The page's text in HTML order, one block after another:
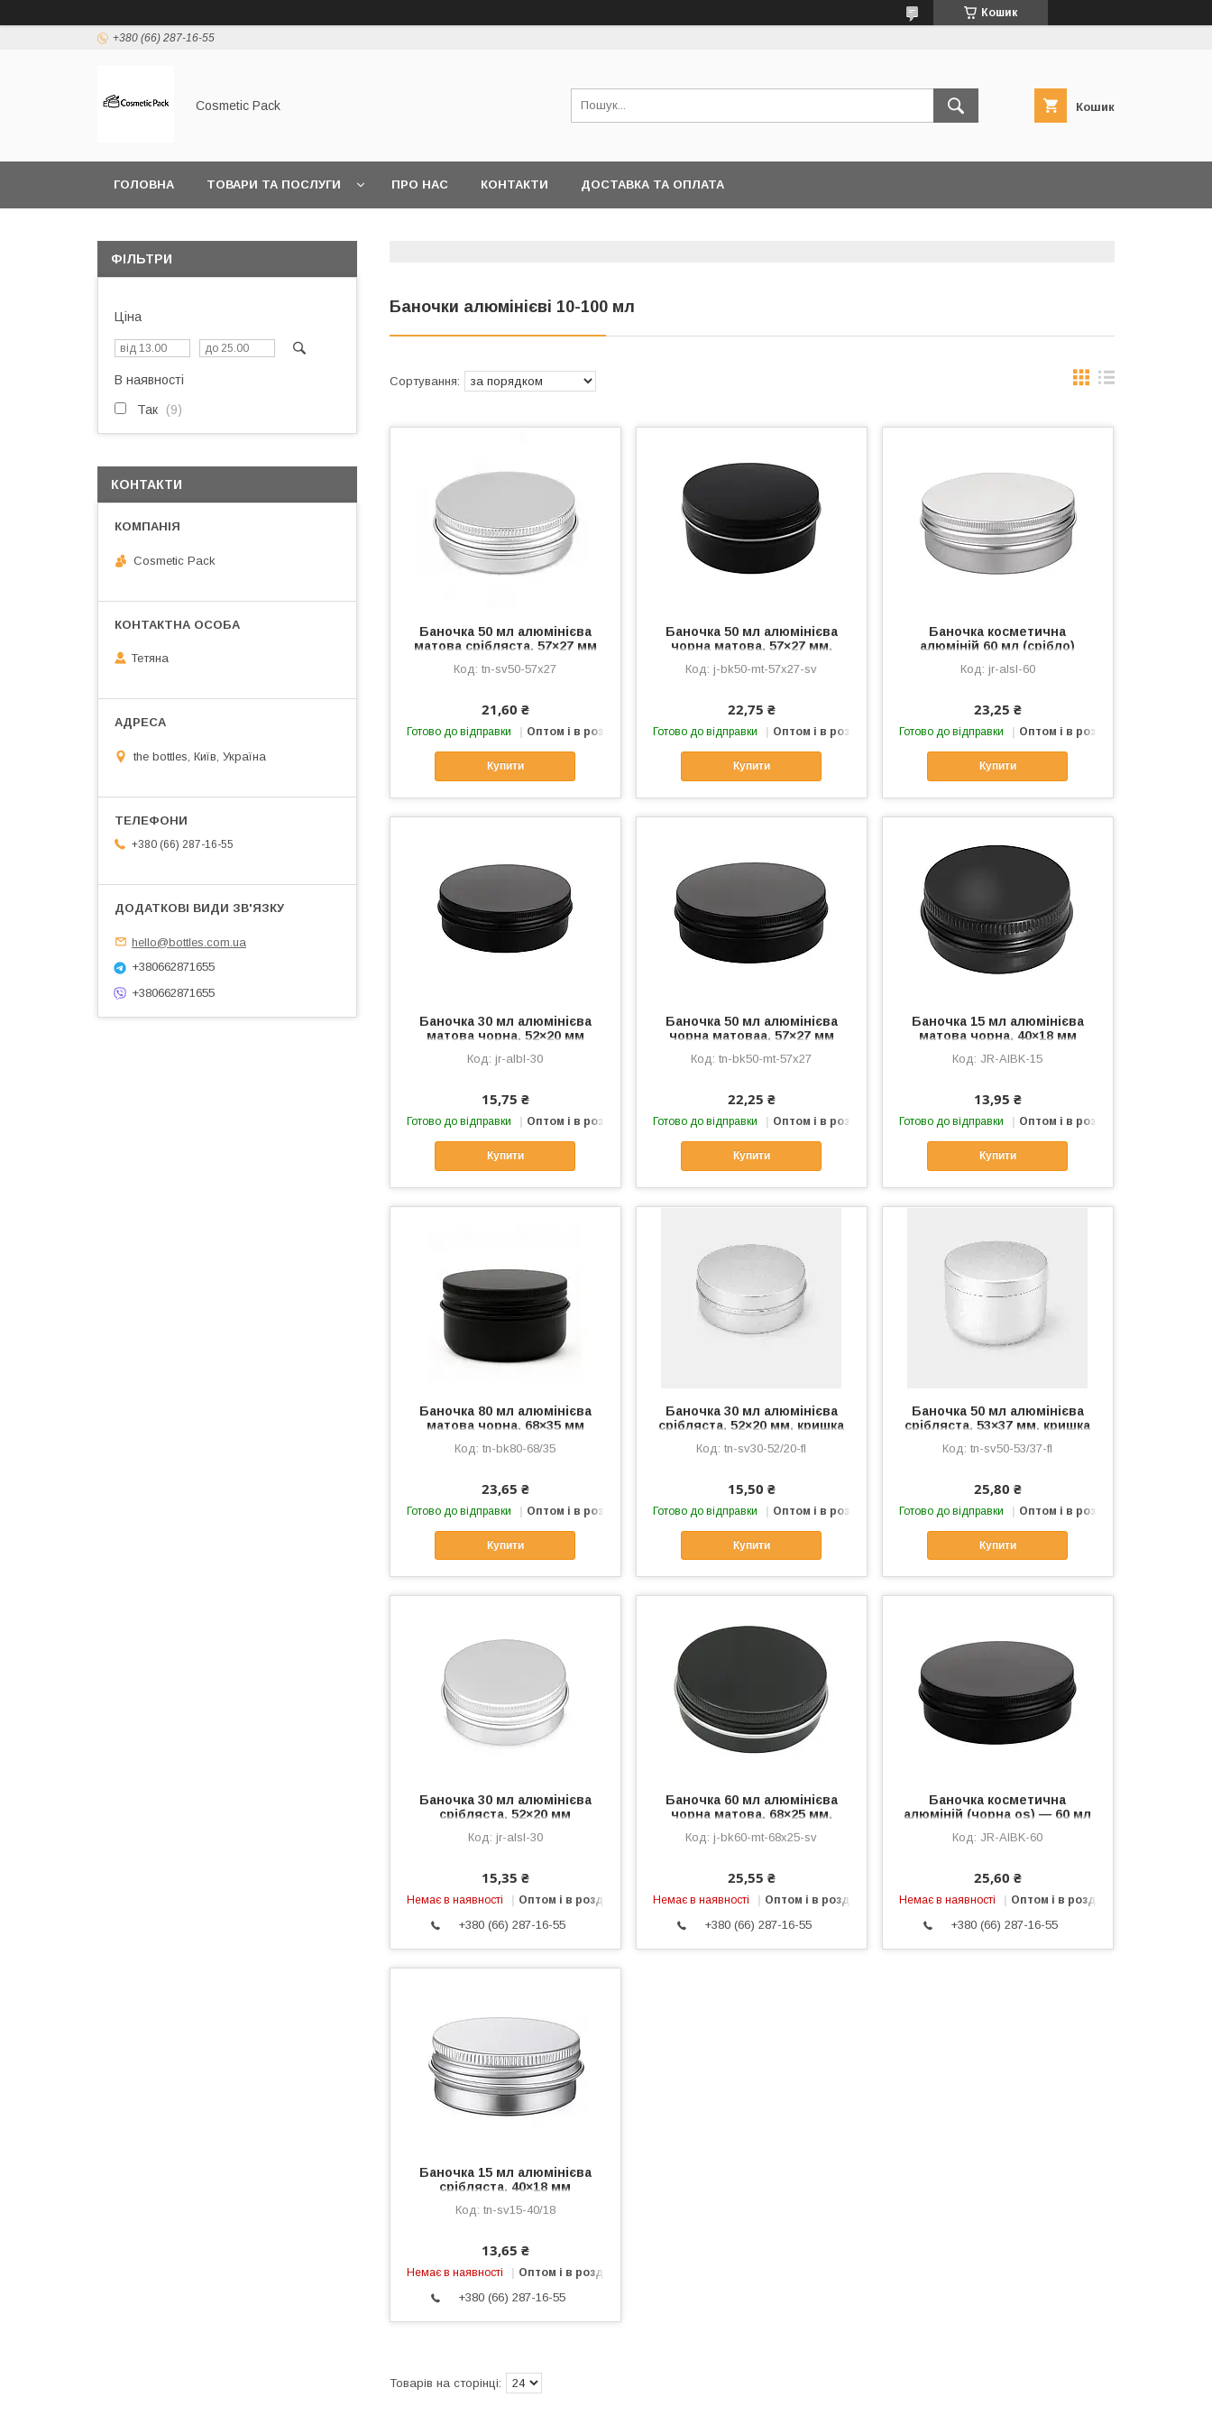
Кошик
+380 (66) 287-16-55
Cosmetic Pack Кошик
ГОЛОВНА ТОВАРИ ТА ПОСЛУГИ ПРО НАС КОНТАКТИ ДОСТАВКА ТА ОПЛАТА
Баночки алюмінієві 10-100 мл
Баночка 50 мл алюмінієва
матова срібляста, 57×27 мм
tn-sv50-57x27
21,60 ₴
Готово до відправки Оптом і в роздріб
Купити
Баночка 50 мл алюмінієва
чорна матова, 57×27 мм,
j-bk50-mt-57x27-sv
22,75 ₴
Готово до відправки Оптом і в роздріб
Купити
Баночка косметична
алюміній 60 мл (срібло)
jr-alsl-60
23,25 ₴
Готово до відправки Оптом і в роздріб
Купити
Баночка 30 мл алюмінієва
матова чорна, 52×20 мм
jr-albl-30
15,75 ₴
Готово до відправки Оптом і в роздріб
Купити
Баночка 50 мл алюмінієва
чорна матоваа, 57×27 мм
tn-bk50-mt-57x27
22,25 ₴
Готово до відправки Оптом і в роздріб
Купити
Баночка 15 мл алюмінієва
матова чорна, 40×18 мм
JR-AlBK-15
13,95 ₴
Готово до відправки Оптом і в роздріб
Купити
Баночка 80 мл алюмінієва
матова чорна, 68×35 мм
tn-bk80-68/35
23,65 ₴
Готово до відправки Оптом і в роздріб
Купити
Баночка 30 мл алюмінієва
срібляста, 52×20 мм, кришка
tn-sv30-52/20-fl
15,50 ₴
Готово до відправки Оптом і в роздріб
Купити
Баночка 50 мл алюмінієва
срібляста, 53×37 мм, кришка
tn-sv50-53/37-fl
25,80 ₴
Готово до відправки Оптом і в роздріб
Купити
Баночка 30 мл алюмінієва
срібляста, 52×20 мм
jr-alsl-30
15,35 ₴
Немає в наявності Оптом і в роздріб
+380 (66) 287-16-55
Баночка 60 мл алюмінієва
чорна матова, 68×25 мм,
j-bk60-mt-68x25-sv
25,55 ₴
Немає в наявності Оптом і в роздріб
+380 (66) 287-16-55
Баночка косметична
алюміній (чорна os) — 60 мл
JR-AlBK-60
25,60 ₴
Немає в наявності Оптом і в роздріб
+380 (66) 287-16-55
Баночка 15 мл алюмінієва
срібляста, 40×18 мм
tn-sv15-40/18
13,65 ₴
Немає в наявності Оптом і в роздріб
+380 (66) 287-16-55
ФІЛЬТРИ
Ціна
В наявності
Так 9
КОНТАКТИ
Cosmetic Pack
Тетяна
the bottles, Київ, Україна
+380 (66) 287-16-55
hello@bottles.com.ua
+380662871655
+380662871655